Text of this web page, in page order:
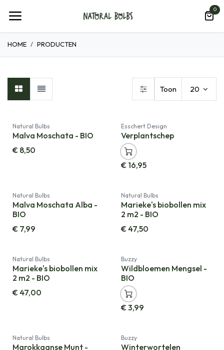
0
HOME PRODUCTEN
Toon 20
Natural Bulbs
Malva Moschata - BIO
€ 8,50
Esschert Design
Verplantschep
€ 16,95
Natural Bulbs
Malva Moschata Alba -
BIO
€ 7,99
Natural Bulbs
Marieke's biobollen mix
2 m2 - BIO
€47,50
Natural Bulbs
Marieke's biobollen mix
2 m2 - BIO
€47,00
Buzzy
Wildbloemen Mengsel -
BIO
€3,99
Natural Bulbs
Marokkaanse Munt -
Buzzy
Winterwortelen